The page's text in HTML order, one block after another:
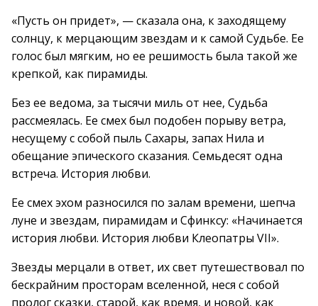
«Пусть он придет», — сказала она, к заходящему
солнцу, к мерцающим звездам и к самой Судьбе. Ее
голос был мягким, но ее решимость была такой же
крепкой, как пирамиды.
Без ее ведома, за тысячи миль от нее, Судьба
рассмеялась. Ее смех был подобен порыву ветра,
несущему с собой пыль Сахары, запах Нила и
обещание эпического сказания. Семьдесят одна
встреча. История любви.
Ее смех эхом разносился по залам времени, шепча
луне и звездам, пирамидам и Сфинксу: «Начинается
история любви. История любви Клеопатры VII».
Звезды мерцали в ответ, их свет путешествовал по
бескрайним просторам вселенной, неся с собой
пролог сказки, старой, как время, и новой, как